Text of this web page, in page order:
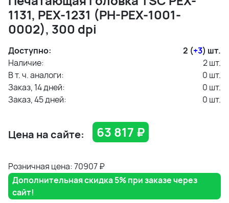
1131, PEX-1231 (PH-PEX-1001-
0002), 300 dpi
Доступно: 2 (+3) шт.
Наличие:
2шт.
В т. ч. аналоги:
0 шт.
Заказ, 14 дней:
0 шт.
Заказ, 45 дней:
0 шт.
Цена на сайте: 63 817 ₽
Розничная цена: 70907₽
Дополнительная скидка 5% при заказе через
сайт!